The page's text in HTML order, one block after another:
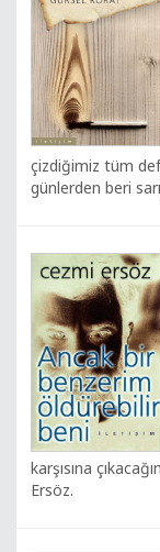
çizdiğimiz tüm
günlerden beri
karşısına
Ersöz.